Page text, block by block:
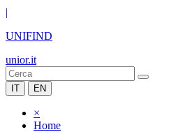
|
UNIFIND
unior.it
IT EN
×
Home